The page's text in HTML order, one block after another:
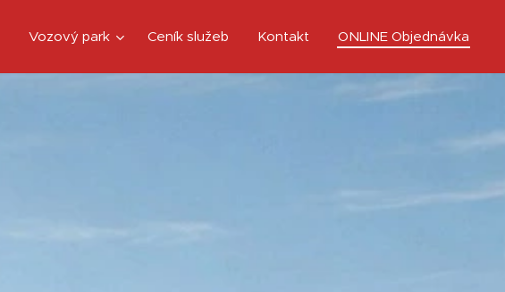
Vozový park Ceník služeb Kontakt ONLINE Objednávka